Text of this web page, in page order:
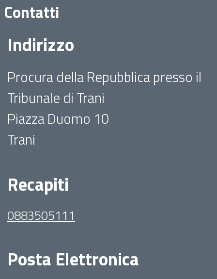
Contatti
Indirizzo
Procura della Repubblica presso il
Tribunale di Trani
Piazza Duomo 10
Trani
Recapiti
0883505111
Posta Elettronica